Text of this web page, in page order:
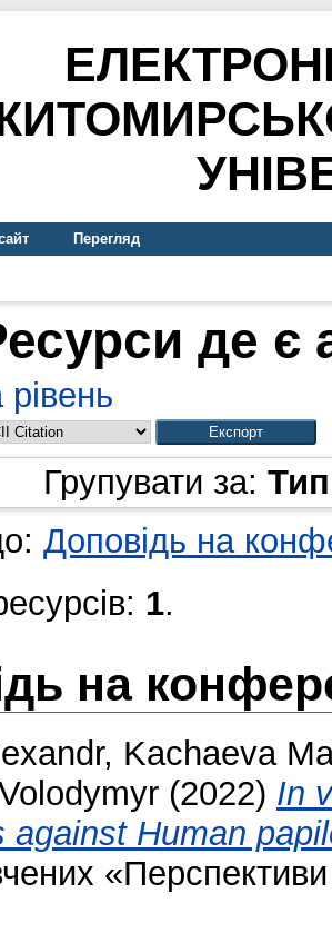
Перегляд
де є
Групувати за:
Доповідь на
1.
на
, Kachaeva
(2022) In
against Human
«Перспективи